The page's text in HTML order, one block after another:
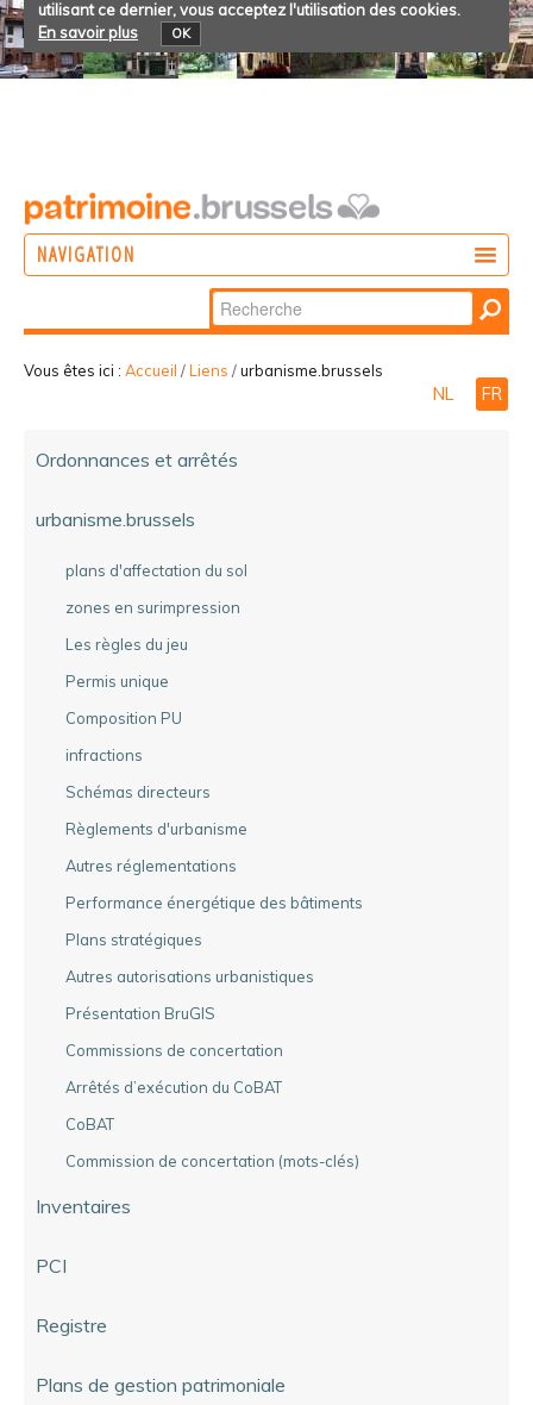
utilisant ce dernier, vous acceptez l'utilisation des cookies.
En savoir plus
OK
NAVIGATION
Chercher par
Recherche
avancée…
Vous êtes ici : Accueil /Liens /urbanisme.brussels
NL FR
Ordonnances et arrêtés
urbanisme.brussels
plans d'affectation du sol
zones en surimpression
Les règles du jeu
Permis unique
Composition PU
infractions
Schémas directeurs
Règlements d'urbanisme
Autres réglementations
Performance énergétique des bâtiments
Plans stratégiques
Autres autorisations urbanistiques
Présentation BruGIS
Commissions de concertation
Arrêtés d’exécution du CoBAT
CoBAT
Commission de concertation (mots-clés)
Inventaires
PCI
Registre
Plans de gestion patrimoniale